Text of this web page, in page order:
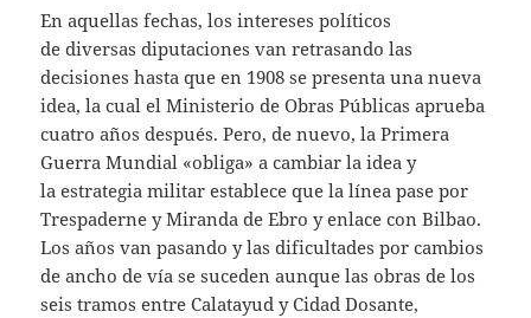
En aquellas fechas, los intereses políticos
de diversas diputaciones van retrasando las
decisiones hasta que en 1908 se presenta una nueva
idea, la cual el Ministerio de Obras Públicas aprueba
cuatro años después. Pero, de nuevo, la Primera
Guerra Mundial «obliga» a cambiar la idea y
la estrategia militar establece que la línea pase por
Trespaderne y Miranda de Ebro y enlace con Bilbao.
Los años van pasando y las dificultades por cambios
de ancho de vía se suceden aunque las obras de los
seis tramos entre Calatayud y Cidad Dosante,